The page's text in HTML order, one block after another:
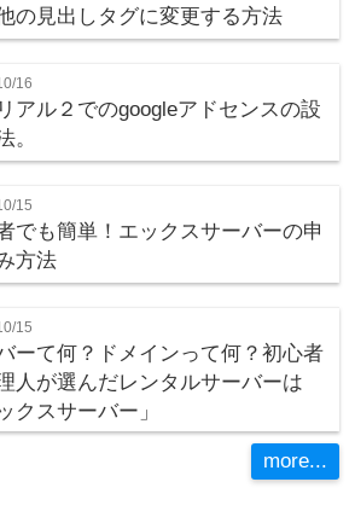
の見出しタグに変更する方法
16
アル２でのgoogleアドセンスの設
。
15
でも簡単！エックスサーバーの申
方法
15
ーて何？ドメインって何？初心者
人が選んだレンタルサーバーは
クスサーバー」
more...